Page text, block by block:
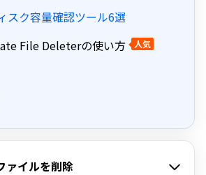
スク容量確認ツール6選
File Deleterの使い方
人気
イルを削除